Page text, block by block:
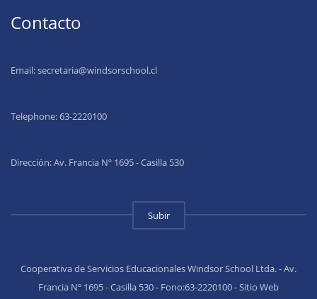
Contacto
Email:secretaria@windsorschool.cl
Telephone: 63-2220100
Dirección: Av. Francia Nº 1695 - Casilla 530
Subir
Cooperativa de Servicios Educacionales Windsor School Ltda. - Av.
Francia Nº 1695 - Casilla 530 - Fono:63-2220100 - Sitio Web